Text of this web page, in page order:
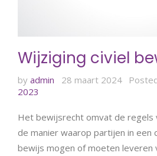
Wijziging civiel
by admin 28 maart 2024
2023
Het bewijsrecht omvat de regels
de manier waarop partijen in een
bewijs mogen of moeten leveren